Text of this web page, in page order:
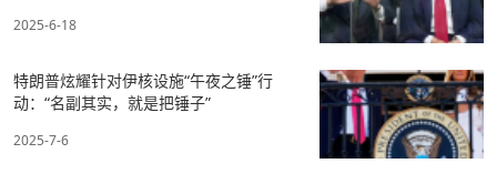
2025-6-18
特朗普炫耀针对伊核设施“午夜之锤”行
动：“名副其实，就是把锤子”
2025-7-6